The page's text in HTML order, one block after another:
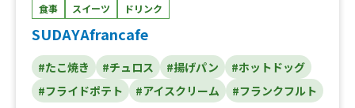
食事 スイーツ ドリンク
SUDAYAfrancafe
#たこ焼き #チュロス #揚げパン
#ホットドッグ
#フライドポテト
#アイスクリーム #フランクフルト